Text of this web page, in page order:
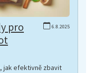
6.8.2025
pro
jak efektivně zbavit